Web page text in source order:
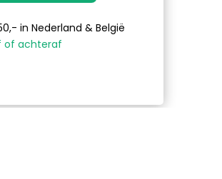
in Nederland & België
of achteraf